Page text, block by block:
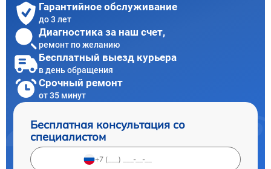
Гарантийное обслуживание
до 3 лет
Диагностика за наш счет,
ремонт по желанию
Бесплатный выезд курьера
в день обращения
Срочный ремонт
от 35 минут
Бесплатная консультация со
специалистом